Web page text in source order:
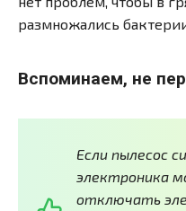
размножались
Вспоминаем, не
Если пылесос
электроника
отключать